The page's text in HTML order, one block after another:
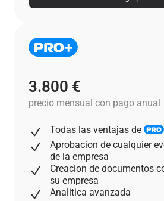
3.800 €
precio mensual con pago anual
Todas las ventajas de
Aprobacion de cualquier
de la empresa
Creacion de documentos
su empresa
Analitica avanzada